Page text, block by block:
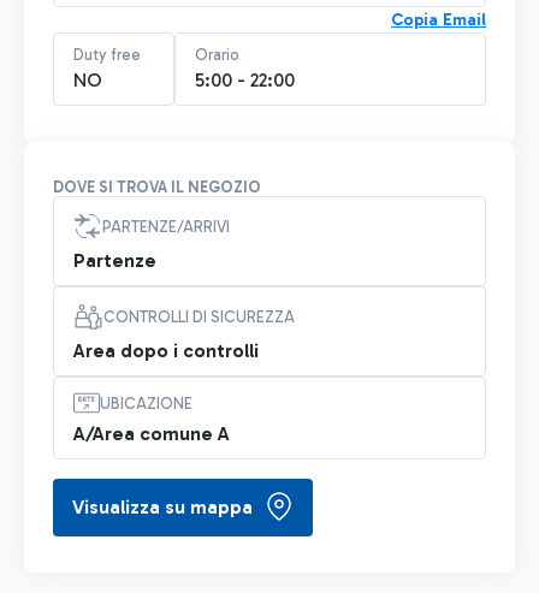
Copia Email
Duty free
NO
Orario
5:00 - 22:00
DOVE SI TROVA IL NEGOZIO
PARTENZE/ARRIVI
Partenze
CONTROLLI DI SICUREZZA
Area dopo i controlli
UBICAZIONE
A/Area comune A
Visualizza su mappa